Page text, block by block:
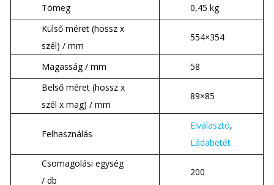
Tömeg
0,45 kg
Külső méret (hossz x
szél) / mm
554×354
Magasság / mm
58
Belső méret (hossz x
szél x mag) / mm
89×85
Felhasználás
Elválasztó,
Ládabetét
Csomagolási egység
/ db
200